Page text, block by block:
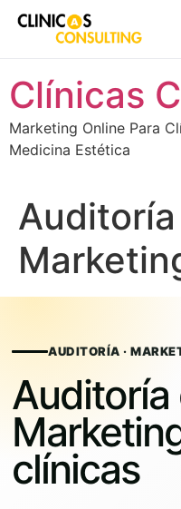
to
content
Clínicas
Marketing Online Para
Medicina Estética
AUDITORÍA ·
Auditoría
clínicas